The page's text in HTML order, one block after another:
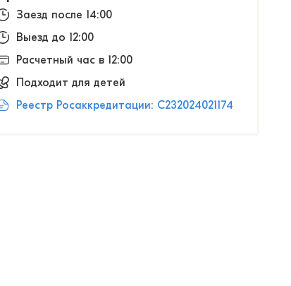
Заезд после 14:00
Выезд до 12:00
Расчетный час в 12:00
Подходит для детей
Реестр Росаккредитации: С232024021174